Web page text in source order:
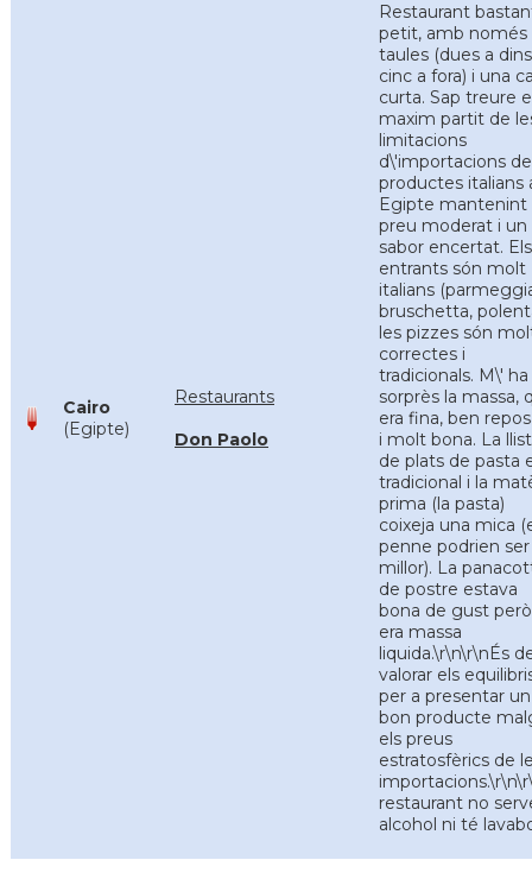
Cairo
(Egipte)
Restaurants
Don Paolo
Restaurant
petit, amb només
taules (dues a
cinc a fora) i una
curta. Sap treure
maxim partit de
limitacions
d\'importacions de
productes italians
Egipte mantenint
preu moderat i un
sabor encertat. Els
entrants són molt
italians
bruschetta,
les pizzes són
correctes i
tradicionals. M\' ha
sorprès la massa,
era fina, ben
i molt bona. La
de plats de pasta
tradicional i la
prima (la pasta)
coixeja una mica
penne podrien ser
millor). La
de postre estava
bona de gust però
era massa
liquida.\r\n\r\nÉs
valorar els
per a presentar un
bon producte
els preus
estratosfèrics de
restaurant no
alcohol ni té